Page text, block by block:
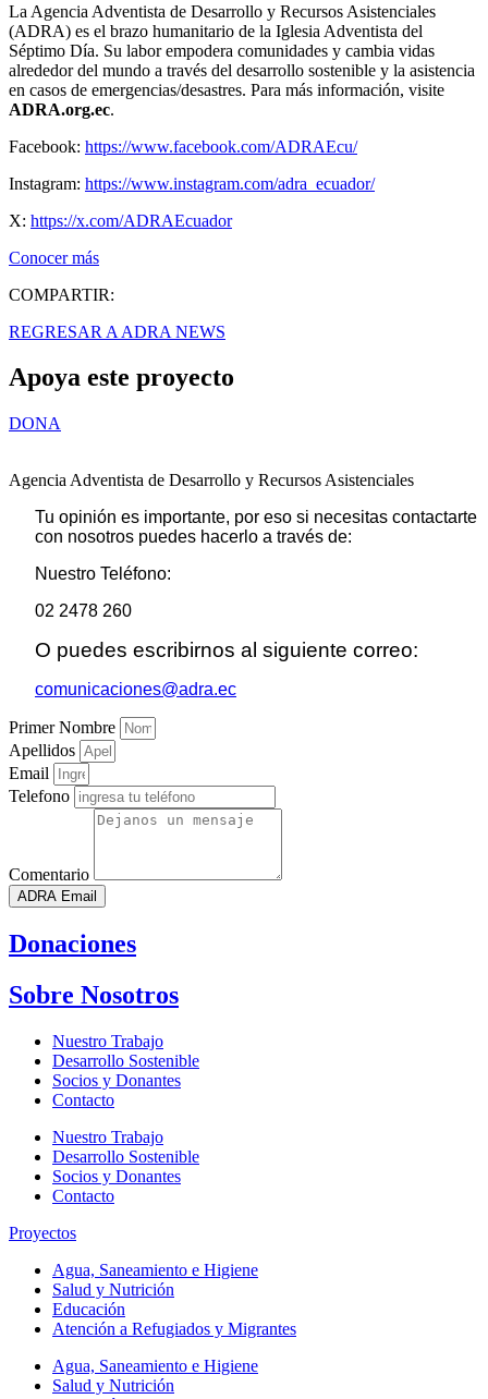
La Agencia Adventista de Desarrollo y Recursos Asistenciales
(ADRA) es el brazo humanitario de la Iglesia Adventista del
Séptimo Día. Su labor empodera comunidades y cambia vidas
alrededor del mundo a través del desarrollo sostenible y la asistencia
en casos de emergencias/desastres. Para más información, visite
ADRA.org.ec.
Facebook: https://www.facebook.com/ADRAEcu/
Instagram: https://www.instagram.com/adra_ecuador/
X: https://x.com/ADRAEcuador
Conocer más
COMPARTIR:
REGRESAR A ADRA NEWS
Apoya este proyecto
DONA
Agencia Adventista de Desarrollo y Recursos Asistenciales
Tu opinión es importante, por eso si necesitas contactarte
con nosotros puedes hacerlo a través de:
Nuestro Teléfono:
02 2478 260
O puedes escribirnos al siguiente correo:
comunicaciones@adra.ec
Primer Nombre
Apellidos
Email
Telefono
Comentario
ADRA Email
Donaciones
Sobre Nosotros
Nuestro Trabajo
Desarrollo Sostenible
Socios y Donantes
Contacto
Nuestro Trabajo
Desarrollo Sostenible
Socios y Donantes
Contacto
Proyectos
Agua, Saneamiento e Higiene
Salud y Nutrición
Educación
Atención a Refugiados y Migrantes
Agua, Saneamiento e Higiene
Salud y Nutrición